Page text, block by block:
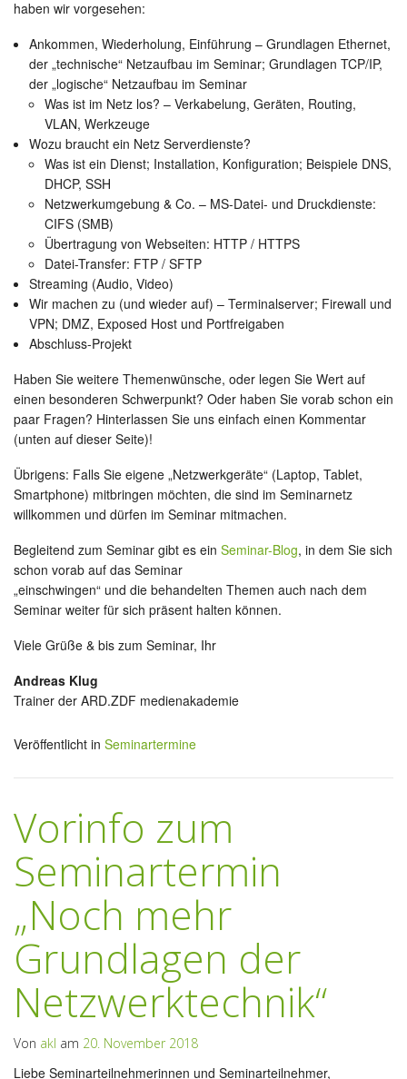
haben wir vorgesehen:
Ankommen, Wiederholung, Einführung – Grundlagen Ethernet,
der „technische“ Netzaufbau im Seminar; Grundlagen TCP/IP,
der „logische“ Netzaufbau im Seminar
Was ist im Netz los? – Verkabelung, Geräten, Routing,
VLAN, Werkzeuge
Wozu braucht ein Netz Serverdienste?
Was ist ein Dienst; Installation, Konfiguration; Beispiele DNS,
DHCP, SSH
Netzwerkumgebung & Co. – MS-Datei- und Druckdienste:
CIFS (SMB)
Übertragung von Webseiten: HTTP / HTTPS
Datei-Transfer: FTP / SFTP
Streaming (Audio, Video)
Wir machen zu (und wieder auf) – Terminalserver; Firewall und
VPN; DMZ, Exposed Host und Portfreigaben
Abschluss-Projekt
Haben Sie weitere Themenwünsche, oder legen Sie Wert auf
einen besonderen Schwerpunkt? Oder haben Sie vorab schon ein
paar Fragen? Hinterlassen Sie uns einfach einen Kommentar
(unten auf dieser Seite)!
Übrigens: Falls Sie eigene „Netzwerkgeräte“ (Laptop, Tablet,
Smartphone) mitbringen möchten, die sind im Seminarnetz
willkommen und dürfen im Seminar mitmachen.
Begleitend zum Seminar gibt es ein Seminar-Blog, in dem Sie sich
schon vorab auf das Seminar
„einschwingen“ und die behandelten Themen auch nach dem
Seminar weiter für sich präsent halten können.
Viele Grüße & bis zum Seminar, Ihr
Andreas Klug
Trainer der ARD.ZDF medienakademie
Veröffentlicht in Seminartermine
Vorinfo zum
Seminartermin
„Noch mehr
Grundlagen der
Netzwerktechnik“
Von akl am 20. November 2018
Liebe Seminarteilnehmerinnen und Seminarteilnehmer,